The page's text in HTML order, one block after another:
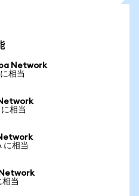
Network
相当
相当
に相当
相当